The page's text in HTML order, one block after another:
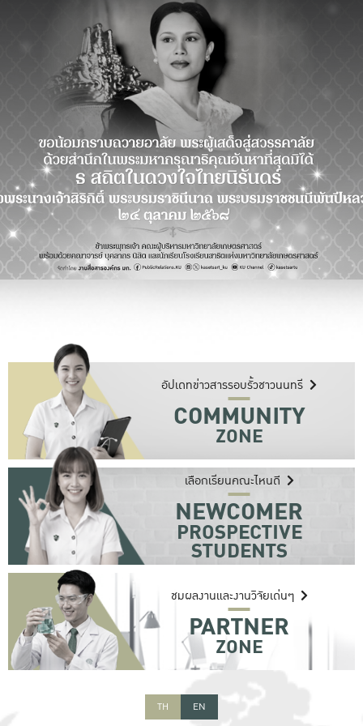
อัปเดทข่าวสารรอบรั้วชาวนนทรี
COMMUNITY
ZONE
สำหรับนิสิต บุคลากร ศิษย์เก่า รวมถึงผู้สนใจทั่วไปที่ต้องการติดตาม
ข้อมูลข่าวสาร กิจกรรมความเคลื่อนไหวต่าง ๆ ภายในมหาวิทยาลัย
เลือกเรียนคณะไหนดี
NEWCOMER
PROSPECTIVE
STUDENTS
สำหรับนักเรียนหรือผู้ปกครองที่สนใจหรือต้องการเรียนต่อภายใน
มหาวิทยาลัย ค้นหาคณะ หลักสูตรที่สนใจได้ที่นี่
ชมผลงานและงานวิจัยเด่นๆ
PARTNER
ZONE
สำหรับผู้สนใจในงานวิจัยต่าง ๆ ของมหาวิทยาลัย
TH EN